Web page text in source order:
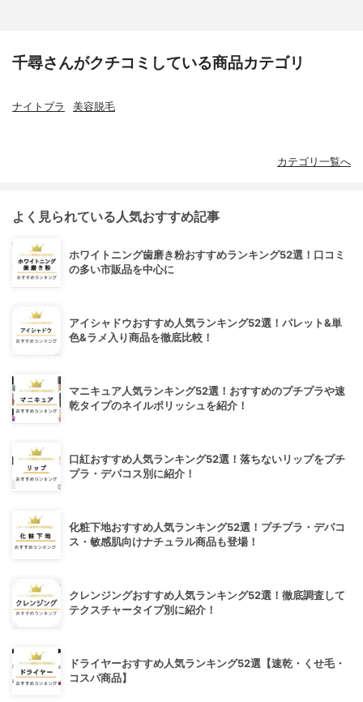
千尋さんがクチコミしている商品カテゴリ
ナイトブラ 美容脱毛
カテゴリ一覧へ
よく見られている人気おすすめ記事
ホワイトニング歯磨き粉おすすめランキング52選！口コミ
の多い市販品を中心に
アイシャドウおすすめ人気ランキング52選！パレット&単
色&ラメ入り商品を徹底比較！
マニキュア人気ランキング52選！おすすめのプチプラや速
乾タイプのネイルポリッシュを紹介！
口紅おすすめ人気ランキング52選！落ちないリップをプチ
プラ・デパコス別に紹介！
化粧下地おすすめ人気ランキング52選！プチプラ・デパコ
ス・敏感肌向けナチュラル商品も登場！
クレンジングおすすめ人気ランキング52選！徹底調査して
テクスチャータイプ別に紹介！
ドライヤーおすすめ人気ランキング52選【速乾・くせ毛・
コスパ商品】